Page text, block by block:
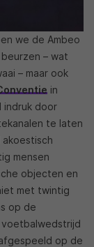
we de Ambeo
– wat
– maar ook
in
indruk door
te laten
mensen
objecten en
met twintig
op de
op de